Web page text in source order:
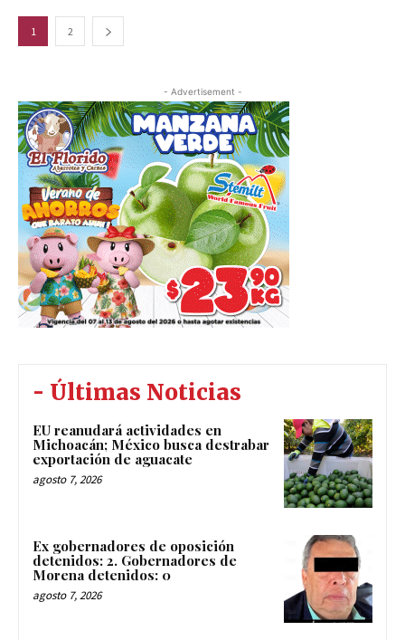
1 2
- Advertisement -
- Últimas Noticias
EU reanudará actividades en
Michoacán; México busca destrabar
exportación de aguacate
agosto 7, 2026
Ex gobernadores de oposición
detenidos: 2. Gobernadores de
Morena detenidos: 0
agosto 7, 2026